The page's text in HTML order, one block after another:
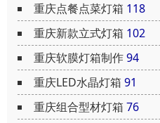
重庆点餐点菜灯箱 118
重庆新款立式灯箱 102
重庆软膜灯箱制作94
重庆LED水晶灯箱 91
重庆组合型材灯箱 76